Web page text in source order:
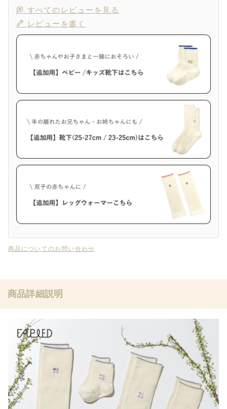
すべてのレビューを見る
レビューを書く
商品についてのお問い合わせ
商品詳細説明